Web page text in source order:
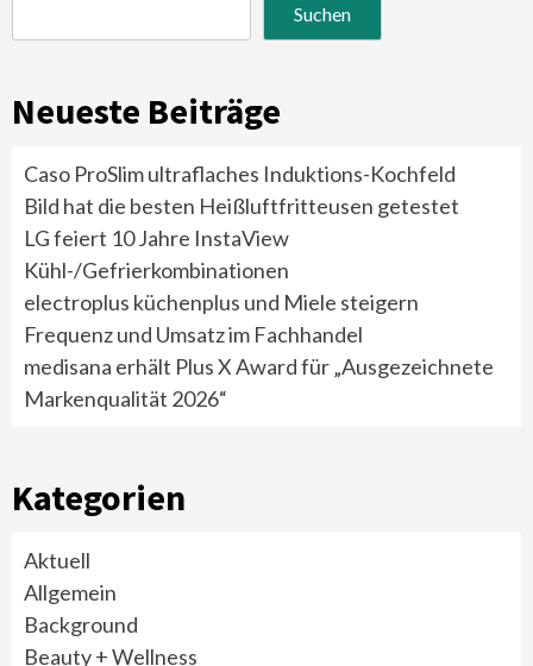
Suchen
Neueste Beiträge
Caso ProSlim ultraflaches Induktions-Kochfeld
Bild hat die besten Heißluftfritteusen getestet
LG feiert 10 Jahre InstaView
Kühl-/Gefrierkombinationen
electroplus küchenplus und Miele steigern
Frequenz und Umsatz im Fachhandel
medisana erhält Plus X Award für „Ausgezeichnete
Markenqualität 2026“
Kategorien
Aktuell
Allgemein
Background
Beauty + Wellness